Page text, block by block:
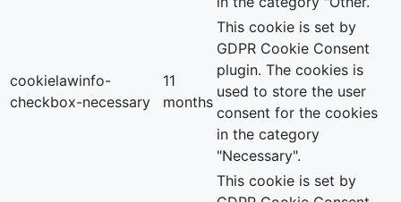
cookielawinfo-
checkbox-necessary
11
months
This cookie is set by
GDPR Cookie Consent
plugin. The cookies is
used to store the user
consent for the cookies
in the category
"Necessary".
This cookie is set by